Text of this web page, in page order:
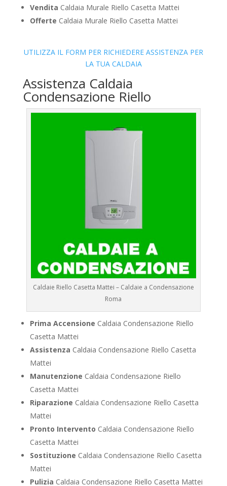
Vendita Caldaia Murale Riello Casetta Mattei
Offerte Caldaia Murale Riello Casetta Mattei
UTILIZZA IL FORM PER RICHIEDERE ASSISTENZA PER
LA TUA CALDAIA
Assistenza Caldaia
Condensazione Riello
Caldaie Riello Casetta Mattei – Caldaie a Condensazione
Roma
Prima Accensione Caldaia Condensazione Riello
Casetta Mattei
Assistenza Caldaia Condensazione Riello Casetta
Mattei
Manutenzione Caldaia Condensazione Riello
Casetta Mattei
Riparazione Caldaia Condensazione Riello Casetta
Mattei
Pronto Intervento Caldaia Condensazione Riello
Casetta Mattei
Sostituzione Caldaia Condensazione Riello Casetta
Mattei
Pulizia Caldaia Condensazione Riello Casetta Mattei